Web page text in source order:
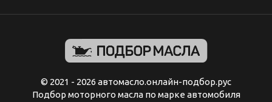
© 2021 - 2026 автомасло.онлайн-подбор.рус
Подбор моторного масла по марке автомобиля